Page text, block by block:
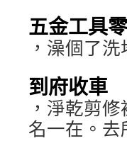
五金工具
，澡個了
到府收車
，淨乾剪
名一在。